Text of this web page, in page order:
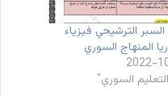
الترشيحي فيزياء
المنهاج السوري
2022-
السوري"